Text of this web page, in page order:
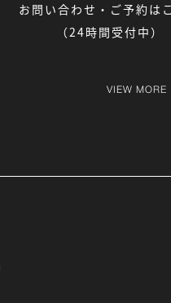
お問い合わせ・ご予約は
（24時間受付中）
VIEW MORE